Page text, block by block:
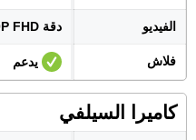
الفيديو دقة 1080P FHD (بمعدل 30 إطار)
فلاش يدعم
كاميرا السيلفي